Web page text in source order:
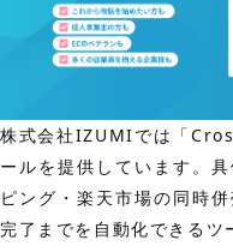
株式会社IZUMIでは「
ールを提供しています。
ピング・楽天市場の同時
完了までを自動化できるツ